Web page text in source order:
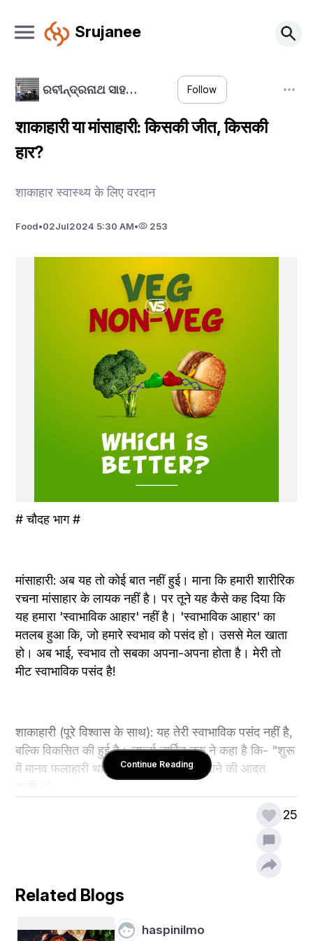
Srujanee
ରବୀନ୍ଦ୍ରନାଥ ସାହ… Follow
शाकाहारी या मांसाहारी: किसकी जीत, किसकी
हार?
शाकाहार स्वास्थ्य के लिए वरदान
Food•02Jul2024 5:30 AM• 253
# चौदह भाग #
मांसाहारी: अब यह तो कोई बात नहीं हुई। माना कि हमारी शारीरिक
रचना मांसाहार के लायक नहीं है। पर तूने यह कैसे कह दिया कि
यह हमारा 'स्वाभाविक आहार' नहीं है। 'स्वाभाविक आहार' का
मतलब हुआ कि, जो हमारे स्वभाव को पसंद हो। उससे मेल खाता
हो। अब भाई, स्वभाव तो सबका अपना-अपना होता है। मेरी तो
मीट स्वाभाविक पसंद है!
शाकाहारी (पूरे विश्वास के साथ): यह तेरी स्वाभाविक पसंद नहीं है,
बल्कि विकसित की हुई है। चार्ल्स डार्विन तक ने कहा है कि- "शुरू
में मानव फलाहारी था। बाद में इंसान ने मांस खाने की आदत
मांसाहारी: यार, पसंद तो पसंद ही है। चाहे प्राकृतिक अथवा
शाकाहारी: पर हम तो यहाँ इस बारे में बात कर रहे हैं कि "हमारा
Continue Reading
25
Related Blogs
haspinilmo